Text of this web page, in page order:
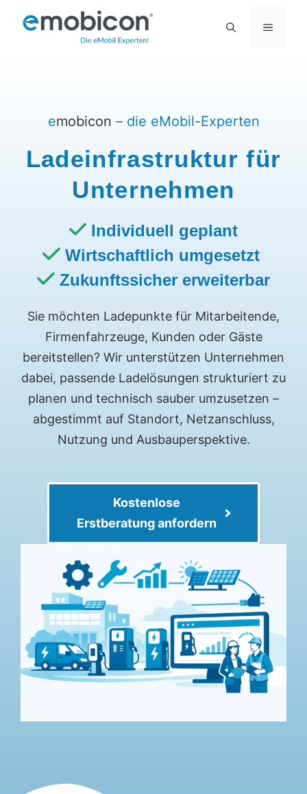
Inhalt
MENÜ
emobicon – die eMobil-Experten
Ladeinfrastruktur für
Unternehmen
Individuell geplant
Wirtschaftlich umgesetzt
Zukunftssicher erweiterbar
Sie möchten Ladepunkte für Mitarbeitende,
Firmenfahrzeuge, Kunden oder Gäste
bereitstellen? Wir unterstützen Unternehmen
dabei, passende Ladelösungen strukturiert zu
planen und technisch sauber umzusetzen –
abgestimmt auf Standort, Netzanschluss,
Nutzung und Ausbauperspektive.
Kostenlose
Erstberatung anfordern